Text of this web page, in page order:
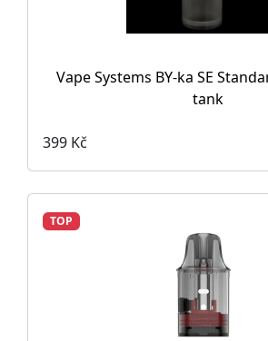
Vape Systems BY-ka SE
tank
399 Kč
TOP